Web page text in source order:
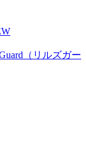
（リルズガー